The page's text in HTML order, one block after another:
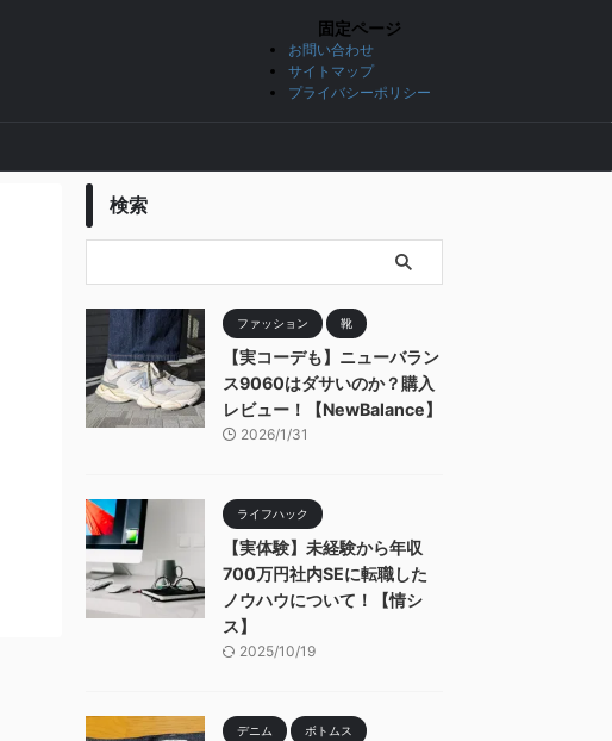
固定ページ
お問い合わせ
サイトマップ
プライバシーポリシー
検索
ファッション 靴
【実コーデも】ニューバラン
ス9060はダサいのか？購入
レビュー！【NewBalance】
2026/1/31
ライフハック
【実体験】未経験から年収
700万円社内SEに転職した
ノウハウについて！【情シ
ス】
2025/10/19
デニム ボトムス